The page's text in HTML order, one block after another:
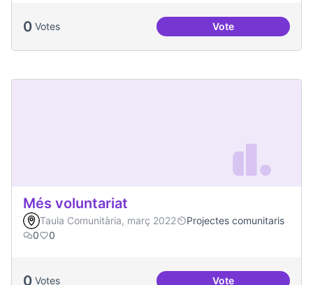
0 Votes VoteProjecte Xarxa
Més voluntariat
Taula Comunitària, març 2022
Projectes comunitaris
0
0
0 Votes Vote